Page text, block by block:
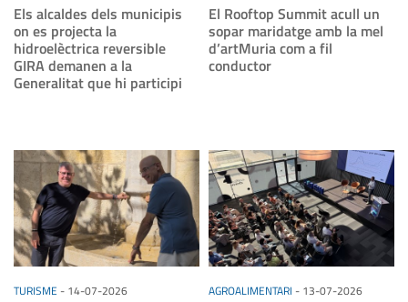
Els alcaldes dels municipis
on es projecta la
hidroelèctrica reversible
GIRA demanen a la
Generalitat que hi participi
El Rooftop Summit acull un
sopar maridatge amb la mel
d’artMuria com a fil
conductor
TURISME - 14-07-2026 AGROALIMENTARI - 13-07-2026